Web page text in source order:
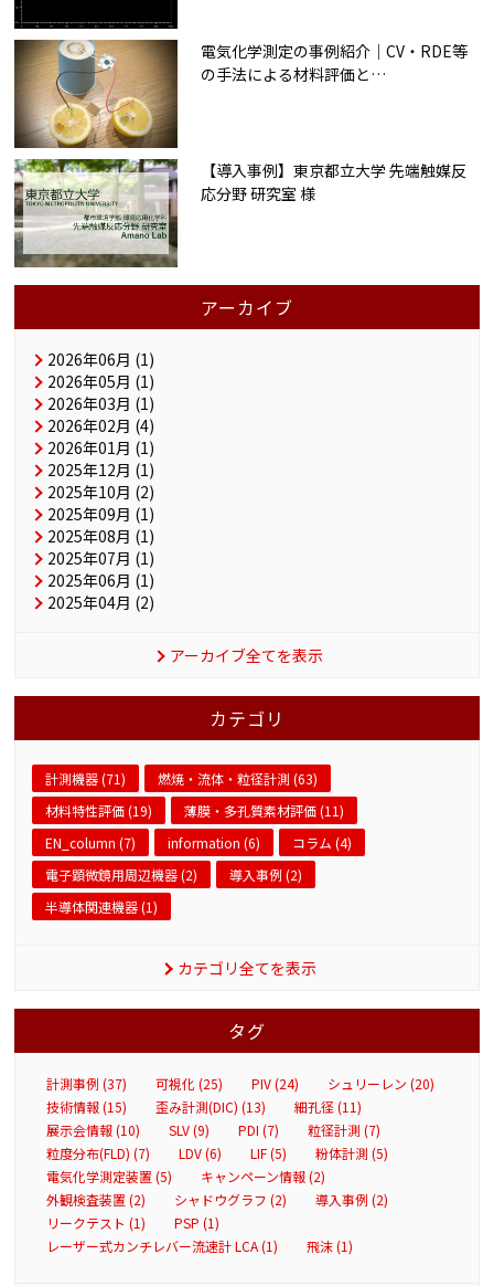
電気化学測定の事例紹介｜CV・RDE等
の手法による材料評価と…
【導入事例】東京都立大学 先端触媒反
応分野 研究室 様
アーカイブ
2026年06月 (1)
2026年05月 (1)
2026年03月 (1)
2026年02月 (4)
2026年01月 (1)
2025年12月 (1)
2025年10月 (2)
2025年09月 (1)
2025年08月 (1)
2025年07月 (1)
2025年06月 (1)
2025年04月 (2)
アーカイブ全てを表示
カテゴリ
計測機器 (71)
燃焼・流体・粒径計測 (63)
材料特性評価 (19)
薄膜・多孔質素材評価 (11)
EN_column (7)
information (6)
コラム (4)
電子顕微鏡用周辺機器 (2)
導入事例 (2)
半導体関連機器 (1)
カテゴリ全てを表示
タグ
計測事例 (37) 可視化 (25) PIV (24)
シュリーレン (20)
技術情報 (15)
歪み計測(DIC) (13)
細孔径 (11)
展示会情報 (10)
SLV (9) PDI (7)
粒径計測 (7)
粒度分布(FLD) (7)
LDV (6) LIF (5)
粉体計測 (5)
電気化学測定装置 (5)
キャンペーン情報 (2)
外観検査装置 (2)
シャドウグラフ (2)
導入事例 (2)
リークテスト (1)
PSP (1)
レーザー式カンチレバー流速計 LCA (1)
飛沫 (1)